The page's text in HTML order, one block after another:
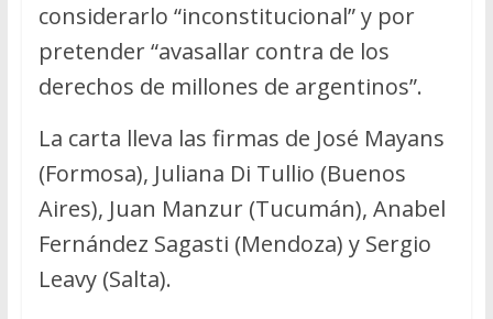
considerarlo “inconstitucional” y por
pretender “avasallar contra de los
derechos de millones de argentinos”.
La carta lleva las firmas de José Mayans
(Formosa), Juliana Di Tullio (Buenos
Aires), Juan Manzur (Tucumán), Anabel
Fernández Sagasti (Mendoza) y Sergio
Leavy (Salta).